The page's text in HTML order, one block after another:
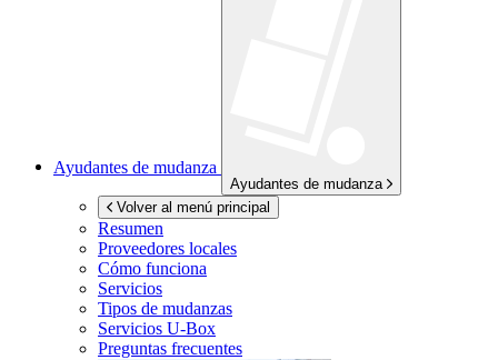
Ayudantes de mudanza
Ayudantes de mudanza
Volver al menú principal
Resumen
Proveedores locales
Cómo funciona
Servicios
Tipos de mudanzas
Servicios U-Box
Preguntas frecuentes